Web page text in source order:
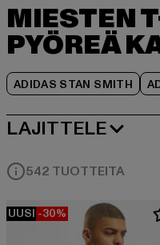
MIESTEN
PYÖREÄ
ADIDAS STAN SMITH
LAJITTELE
SUOSITUIMMAT
542 TUOTTEITA
UUSI -30%